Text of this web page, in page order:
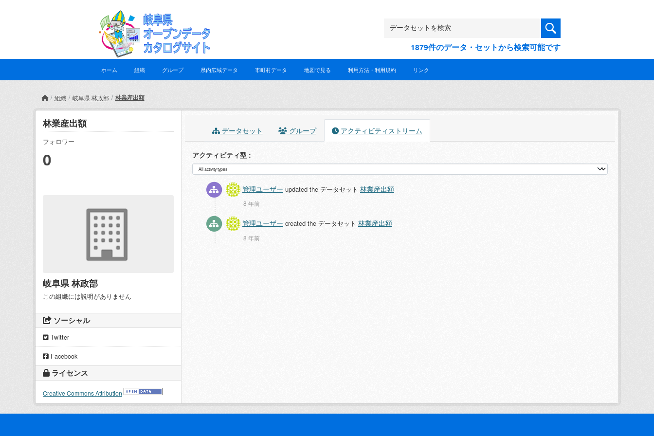
1879件のデータ・セットから検索可能です
ホーム 組織 グループ 県内広域データ 市町村データ 地図で見る 利用方法・利用規約 リンク
組織 岐阜県 林政部 林業産出額
林業産出額
フォロワー
0
岐阜県 林政部
この組織には説明がありません
ソーシャル
Twitter
Facebook
ライセンス
Creative Commons Attribution
データセット グループ アクティビティストリーム
アクティビティ型
管理ユーザー updated the データセット 林業産出額
8 年前
管理ユーザー created the データセット 林業産出額
8 年前